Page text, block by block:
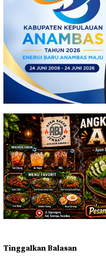
Tinggalkan Balasan